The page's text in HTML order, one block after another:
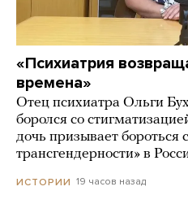
«Психиатрия
времена»
Отец психиатра Ольги
боролся со
дочь призывает бороться
трансгендерности» в
ИСТОРИИ 19 часов назад